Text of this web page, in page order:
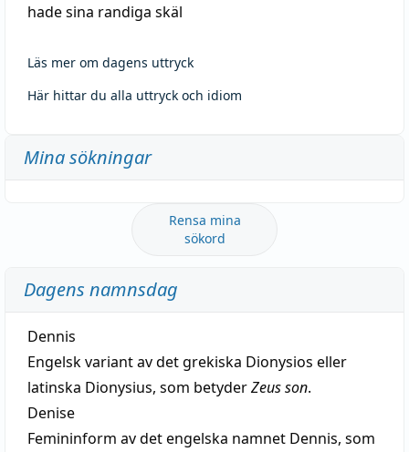
hade sina randiga skäl
Läs mer om dagens uttryck
Här hittar du alla uttryck och idiom
Mina sökningar
Rensa mina
sökord
Dagens namnsdag
Dennis
Engelsk variant av det grekiska Dionysios eller
latinska Dionysius, som betyderZeus son.
Denise
Femininform av det engelska namnet Dennis, som